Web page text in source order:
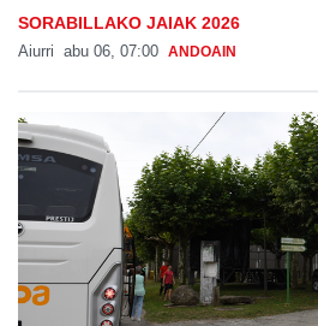
SORABILLAKO JAIAK 2026
Aiurri abu 06, 07:00 ANDOAIN